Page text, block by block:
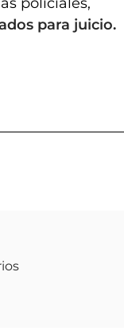
para juicio.